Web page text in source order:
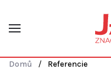
Skip to main content
Domů Referencie